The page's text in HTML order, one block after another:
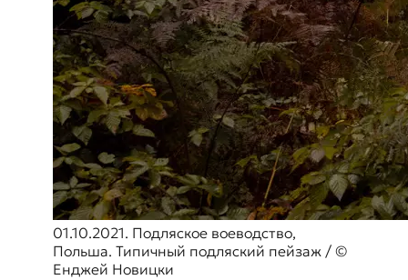
01.10.2021. Подляское воеводство,
Польша. Типичный подляский пейзаж / ©
Енджей Новицки